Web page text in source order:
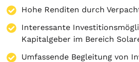
Hohe Renditen durch
Interessante
Kapitalgeber im Bereich
Umfassende Begleitung von